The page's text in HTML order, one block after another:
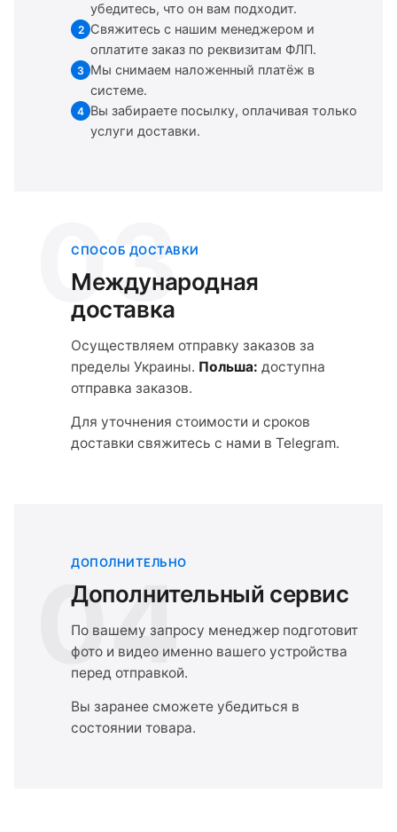
убедитесь, что он вам подходит.
2 Свяжитесь с нашим менеджером и
оплатите заказ по реквизитам ФЛП.
3 Мы снимаем наложенный платёж в
системе.
4 Вы забираете посылку, оплачивая только
услуги доставки.
03
СПОСОБ ДОСТАВКИ
Международная
доставка
Осуществляем отправку заказов за
пределы Украины. Польша: доступна
отправка заказов.
Для уточнения стоимости и сроков
доставки свяжитесь с нами в Telegram.
04
ДОПОЛНИТЕЛЬНО
Дополнительный сервис
По вашему запросу менеджер подготовит
фото и видео именно вашего устройства
перед отправкой.
Вы заранее сможете убедиться в
состоянии товара.